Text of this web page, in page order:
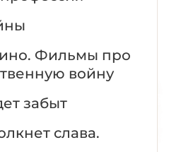
Фильмы про
войну
забыт
слава.